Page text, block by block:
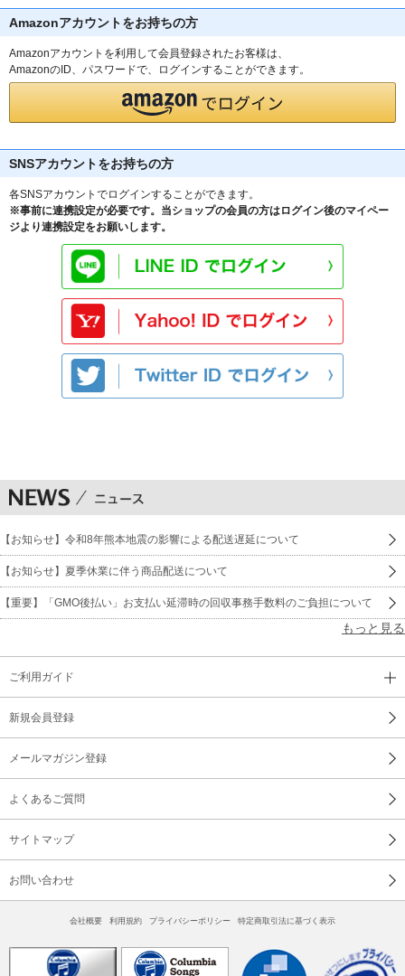
Amazonアカウントをお持ちの方
Amazonアカウントを利用して会員登録されたお客様は、
AmazonのID、パスワードで、ログインすることができます。
SNSアカウントをお持ちの方
各SNSアカウントでログインすることができます。
※事前に連携設定が必要です。当ショップの会員の方はログイン後のマイペー
ジより連携設定をお願いします。
【お知らせ】令和8年熊本地震の影響による配送遅延について
【お知らせ】夏季休業に伴う商品配送について
【重要】「GMO後払い」お支払い延滞時の回収事務手数料のご負担について
もっと見る
ご利用ガイド
新規会員登録
メールマガジン登録
よくあるご質問
サイトマップ
お問い合わせ
会社概要 利用規約 プライバシーポリシー 特定商取引法に基づく表示